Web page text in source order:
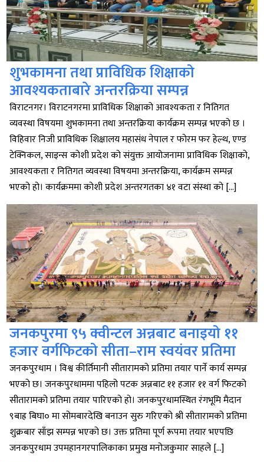
शुभकामना तथा प्राविधिक शिक्षाको
आवश्यकताबारे अन्तरक्रिया सम्पन्न
विराटनगर। विराटनगरमा प्राविधिक शिक्षाको आवश्यकता र नितिगत
व्यवस्था विषयमा शुभकामना तथा अन्तरक्रिया कार्यक्रम सम्पन्न भएको छ ।
विहिवार निजी प्राविधिक शिक्षालय महासंध नेपाल र फोरम फर हेल्थ, एण्ड
टेक्निकल, साइन्स कोशी प्रदेश को संयुक्त आयोजनामा प्राविधिक शिक्षाको,
आवश्यकता र नितिगत व्यवस्था विषयमा अन्तरक्रिया, कार्यक्रम सम्पन्न
भएको हो। कार्यक्रममा कोशी प्रदेश अन्तरगतका ४१ वटा संस्था को […]
जनकपुरमा ९५ क्वीन्टल अन्नबाट बनाइयो ११
हजार वर्गफिटको सीता–राम स्वयंवर प्रतिमा
जनकपुरधाम । विश्व कीर्तिमानी सीतारामको प्रतिमा तयार पार्ने कार्य सम्पन्न
भएको छ। जनकपुरधाममा पहिलो पटक अन्नबाट ११ हजार ११ वर्ग फिटको
सीतारामको प्रतिमा तयार पारिएको हो। जनकपुरधामस्थित रंगभूमि मैदान
९बाह्र बिघा० मा सोमबारदेखि बनाउन सुरु गरिएको श्री सीतारामको प्रतिमा
शुक्रबार साँझ सम्पन्न भएको छ। उक्त प्रतिमा पूर्ण रूपमा तयार भएपछि
जनकपुरधाम उपमहानगरपालिकाका प्रमुख मनोजकुमार साहले […]